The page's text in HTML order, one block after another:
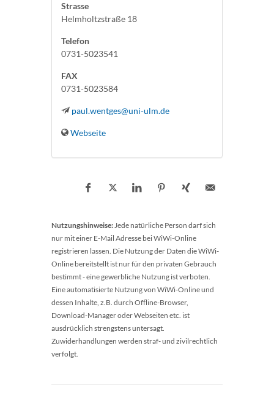
Strasse
Helmholtzstraße 18
Telefon
0731-5023541
FAX
0731-5023584
paul.wentges@uni-ulm.de
Webseite
Nutzungshinweise:Jede natürliche Person darf sich
nur mit einer E-Mail Adresse bei WiWi-Online
registrieren lassen. Die Nutzung der Daten die WiWi-
Online bereitstellt ist nur für den privaten Gebrauch
bestimmt - eine gewerbliche Nutzung ist verboten.
Eine automatisierte Nutzung von WiWi-Online und
dessen Inhalte, z.B. durch Offline-Browser,
Download-Manager oder Webseiten etc. ist
ausdrücklich strengstens untersagt.
Zuwiderhandlungen werden straf- und zivilrechtlich
verfolgt.